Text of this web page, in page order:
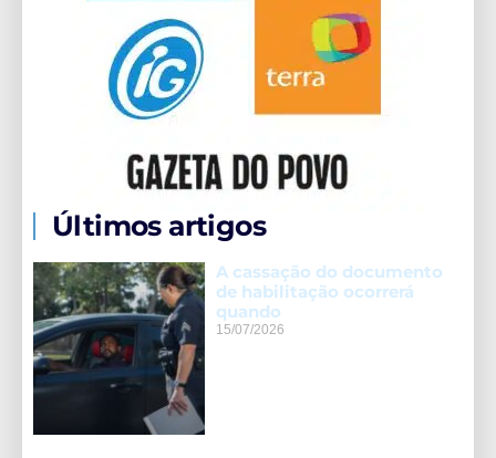
Últimos artigos
A cassação do documento
de habilitação ocorrerá
quando
15/07/2026